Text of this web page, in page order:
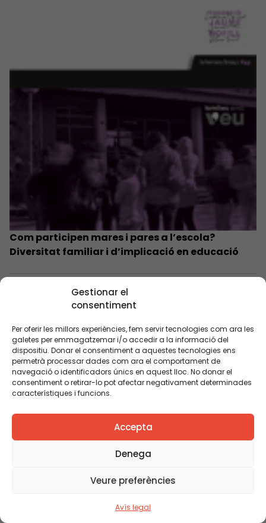
Gestionar el
consentiment
Per oferir les millors experiències, fem servir tecnologies com ara les
galetes per emmagatzemar i/o accedir a la informació del
dispositiu. Donar el consentiment a aquestes tecnologies ens
permetrà processar dades com ara el comportament de
navegació o identificadors únics en aquest lloc. No donar el
consentiment o retirar-lo pot afectar negativament determinades
característiques i funcions.
Accepta
Denega
Veure preferències
Avís legal
Com participen mares i pares a l’escola?
Diversitat familiar i d’implicació en educació